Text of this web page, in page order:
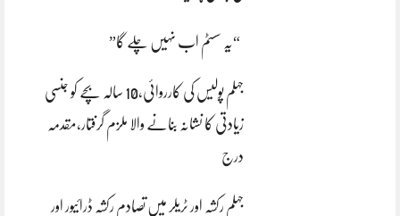
“یہ سسٹم اب نہیں چلے گا”
جہلم پولیس کی کارروائی،10 سالہ بچے کو جنسی
زیادتی کا نشانہ بنانے والا ملزم گرفتار،مقدمہ
درج
جہلم رکشہ اور ٹریلر میں تصادم رکشہ ڈرائیور اور